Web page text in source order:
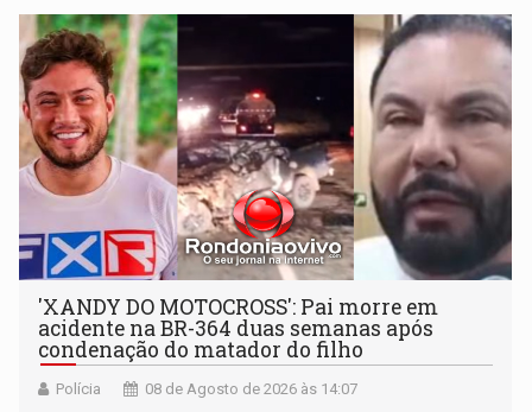
'XANDY DO MOTOCROSS': Pai morre em
acidente na BR-364 duas semanas após
condenação do matador do filho
Polícia 08 de Agosto de 2026 às 14:07